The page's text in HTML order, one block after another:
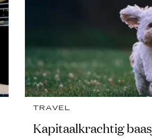
TRAVEL
Kapitaalkrachtig